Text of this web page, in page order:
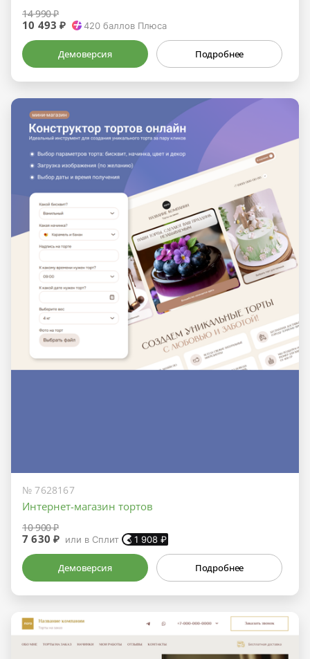
14 990 ₽
10 493 ₽ 420баллов Плюса
Демоверсия Подробнее
№ 7628167
Интернет-магазин тортов
10 900 ₽
7 630 ₽ или в Сплит 1 908 ₽
Демоверсия Подробнее